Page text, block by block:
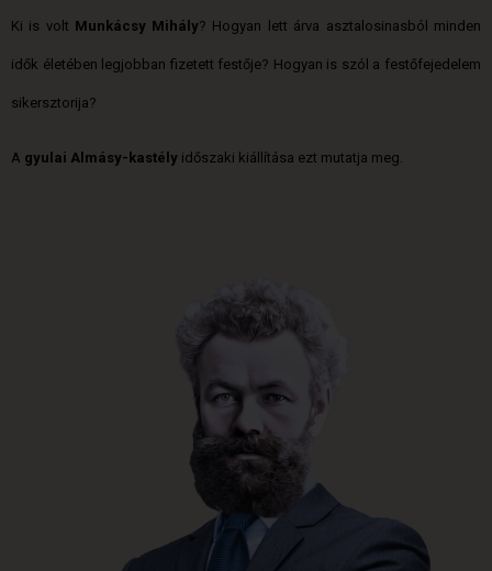
Ki is volt Munkácsy Mihály? Hogyan lett árva asztalosinasból minden
idők életében legjobban fizetett festője? Hogyan is szól a festőfejedelem
sikersztorija?
A gyulai Almásy-kastély időszaki kiállítása ezt mutatja meg.